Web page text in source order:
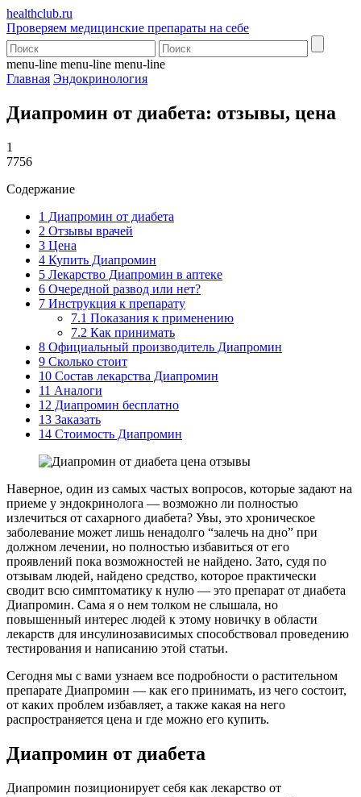
healthclub.ru
Проверяем медицинские препараты на себе
menu-line menu-line menu-line
Главная Эндокринология
Диапромин от диабета: отзывы, цена
1
7756
Содержание
1 Диапромин от диабета
2 Отзывы врачей
3 Цена
4 Купить Диапромин
5 Лекарство Диапромин в аптеке
6 Очередной развод или нет?
7 Инструкция к препарату
7.1 Показания к применению
7.2 Как принимать
8 Официальный производитель Диапромин
9 Сколько стоит
10 Состав лекарства Диапромин
11 Аналоги
12 Диапромин бесплатно
13 Заказать
14 Стоимость Диапромин
Наверное, один из самых частых вопросов, которые задают на
приеме у эндокринолога — возможно ли полностью
излечиться от сахарного диабета? Увы, это хроническое
заболевание может лишь ненадолго “залечь на дно” при
должном лечении, но полностью избавиться от его
проявлений пока возможностей не найдено. Зато, судя по
отзывам людей, найдено средство, которое практически
сводит всю симптоматику к нулю — это препарат от диабета
Диапромин. Сама я о нем толком не слышала, но
повышенный интерес людей к этому новичку в области
лекарств для инсулинозависимых способствовал проведению
тестирования и написанию этой статьи.
Сегодня мы с вами узнаем все подробности о растительном
препарате Диапромин — как его принимать, из чего состоит,
от каких проблем избавляет, а также какая на него
распространяется цена и где можно его купить.
Диапромин от диабета
Диапромин позиционирует себя как лекарство от